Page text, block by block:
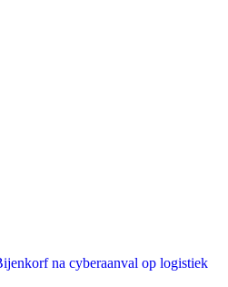
na cyberaanval op logistiek